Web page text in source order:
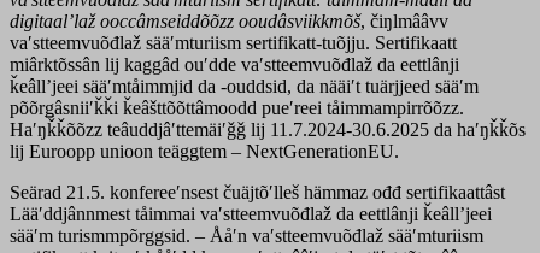
digitaalʼlaž ooccâmseiddõõzz ooudâsviikkmõš, čiŋlmââvv
vaʹstteemvuõđlaž sääʹmturiism sertifikatt-tuõjju. Sertifikaatt
miârktõssân lij kaggâd ouʹdde vaʹstteemvuõđlaž da eettlânji
ǩeâllʼjeei sääʹmtåimmjid da -ouddsid, da nääiʹt tuärjjeed sääʹm
põõrǥâsniiʹǩǩi ǩeâšttõõttâmoodd pueʹreei tåimmampirrõõzz.
Haʹŋǩǩõõzz teâuddjâʹttemäiʹǧǧ lij 11.7.2024-30.6.2025 da haʹŋǩǩõs
lij Euroopp unioon teäggtem – NextGenerationEU.
Seärad 21.5. konfereeʹnsest čuäjtõʹlleš hämmaz ođđ sertifikaattâst
Lääʹddjânnmest tåimmai vaʹstteemvuõđlaž da eettlânji ǩeâllʼjeei
sääʹm turismmpõrggsid. – Ååʹn vaʹstteemvuõđlaž sääʹmturiism